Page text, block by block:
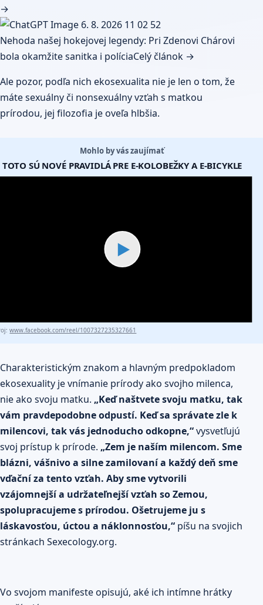
→
Nehoda našej hokejovej legendy: Pri Zdenovi Chárovi
bola okamžite sanitka i políciaCelý článok →
Ale pozor, podľa nich ekosexualita nie je len o tom, že
máte sexuálny či nonsexuálny vzťah s matkou
prírodou, jej filozofia je oveľa hlbšia.
Mohlo by vás zaujímať
TOTO SÚ NOVÉ PRAVIDLÁ PRE E-KOLOBEŽKY A E-BICYKLE
▶
www.facebook.com/reel/1007327235327661
Charakteristickým znakom a hlavným predpokladom
ekosexuality je vnímanie prírody ako svojho milenca,
nie ako svoju matku. „Keď naštvete svoju matku, tak
vám pravdepodobne odpustí. Keď sa správate zle k
milencovi, tak vás jednoducho odkopne,“vysvetľujú
svoj prístup k prírode. „Zem je naším milencom. Sme
blázni, vášnivo a silne zamilovaní a každý deň sme
vďační za tento vzťah. Aby sme vytvorili
vzájomnejší a udržateľnejší vzťah so Zemou,
spolupracujeme s prírodou. Ošetrujeme ju s
láskavosťou, úctou a náklonnosťou,“ píšu na svojich
stránkach Sexecology.org.
Vo svojom manifeste opisujú, aké ich intímne hrátky